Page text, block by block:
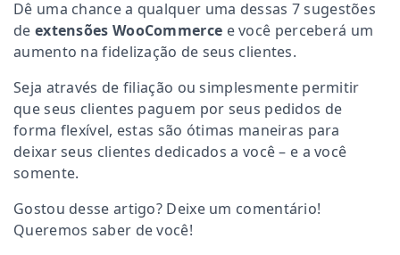
Dê uma chance a qualquer uma dessas 7 sugestões
de extensões WooCommerce e você perceberá um
aumento na fidelização de seus clientes.
Seja através de filiação ou simplesmente permitir
que seus clientes paguem por seus pedidos de
forma flexível, estas são ótimas maneiras para
deixar seus clientes dedicados a você – e a você
somente.
Gostou desse artigo? Deixe um comentário!
Queremos saber de você!